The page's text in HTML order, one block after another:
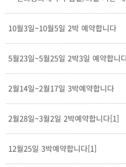
10월3일~10월5일 2박 예약합니다
5월23일~5월25일 2박3일 예약합니
2월14일~2월17일 3박예약합니다
2월28일~3월2일 2박예약합니다[1]
12월25일 3박예약합니다[1]